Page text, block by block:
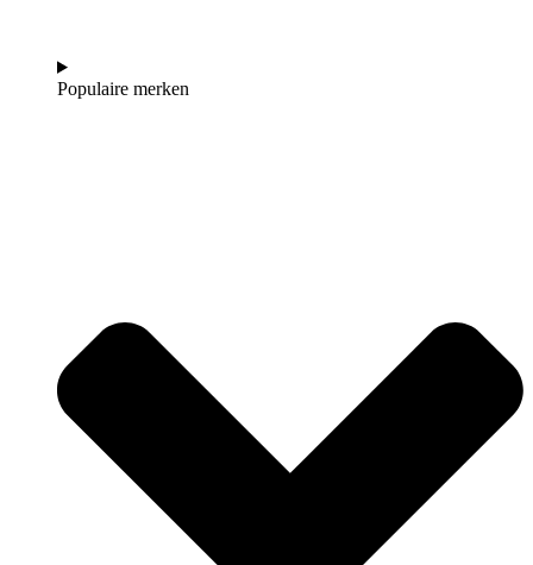
Populaire merken